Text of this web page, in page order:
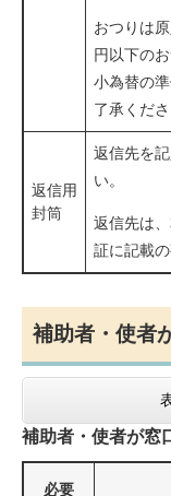
おつりは
円以下の
小為替の
了承くださ
返信用
封筒
返信先を
い。
返信先は
証に記載
補助者・使者
補助者・使者が窓
必要